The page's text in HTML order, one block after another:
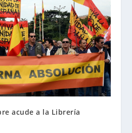
acude a la Librería